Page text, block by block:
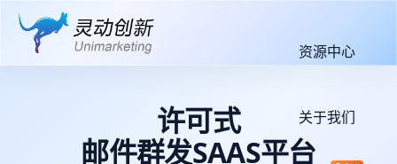
资源中心
关于我们
许可式
邮件群发SAAS平台